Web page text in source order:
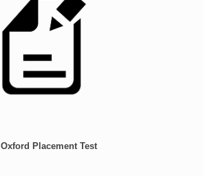
Oxford Placement Test